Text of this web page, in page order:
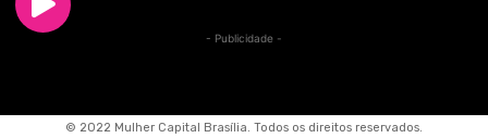
- Publicidade -
© 2022 Mulher Capital Brasília. Todos os direitos reservados.